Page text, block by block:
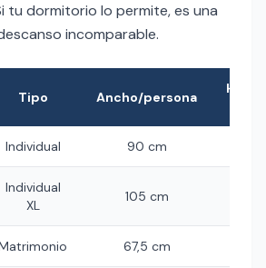
tu dormitorio lo permite, es una
incomparable.
Tipo Ancho/persona
Individual 90 cm
Individual
XL
105 cm
67,5 cm